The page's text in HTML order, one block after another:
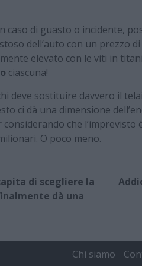
caso di guasto o incidente,
dell’auto con un prezzo
elevato con le viti in
ciascuna!
deve sostituire davvero il
ci dà una dimensione
che l’imprevisto
O poco meno.
di scegliere la
dà una
Chi siamo